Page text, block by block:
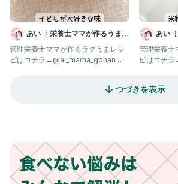
あい ︴栄養士ママが作るうまう
ま離乳食
管理栄養士ママが作るラクうまレシ
ピはコチラ→@ai_mama_gohan 離
あい
ま離
管理栄養士
ピはコチ
つづきを表示